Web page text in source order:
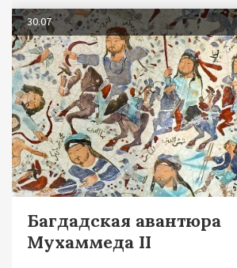
30.07
Багдадская авантюра
Мухаммеда II